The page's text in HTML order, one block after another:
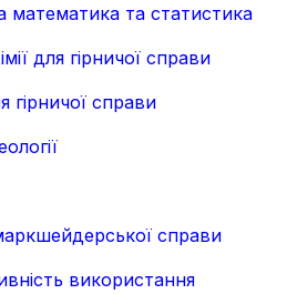
математика та статистика
для гірничої справи
гірничої справи
справи
використання